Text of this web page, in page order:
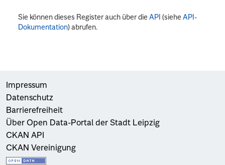
Sie können dieses Register auch über dieAPI (sieheAPI-
Dokumentation) abrufen.
Impressum
Datenschutz
Barrierefreiheit
Über Open Data-Portal der Stadt Leipzig
CKAN API
CKAN Vereinigung